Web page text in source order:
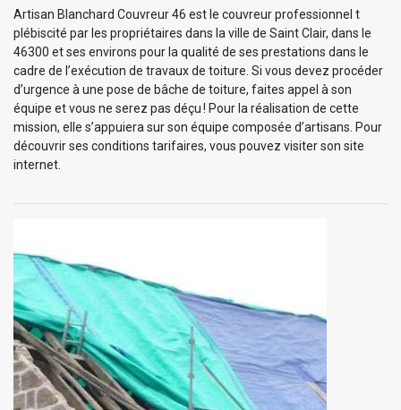
Artisan Blanchard Couvreur 46 est le couvreur professionnel t
plébiscité par les propriétaires dans la ville de Saint Clair, dans le
46300 et ses environs pour la qualité de ses prestations dans le
cadre de l’exécution de travaux de toiture. Si vous devez procéder
d’urgence à une pose de bâche de toiture, faites appel à son
équipe et vous ne serez pas déçu ! Pour la réalisation de cette
mission, elle s’appuiera sur son équipe composée d’artisans. Pour
découvrir ses conditions tarifaires, vous pouvez visiter son site
internet.